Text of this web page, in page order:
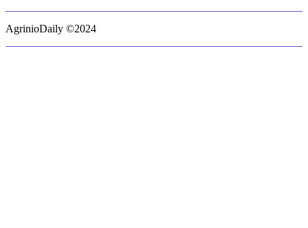
AgrinioDaily ©2024